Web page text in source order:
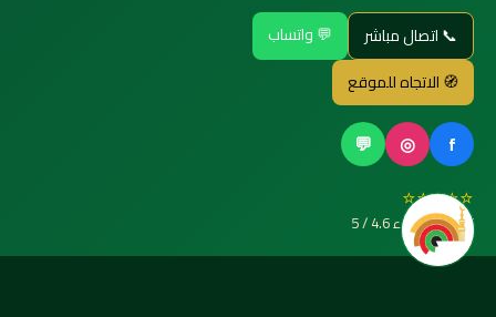
📞 اتصال مباشر
💬 واتساب
🧭 الاتجاه للموقع
f
◎
💬
⭐⭐⭐⭐⭐
تقييم العملاء 4.6 / 5